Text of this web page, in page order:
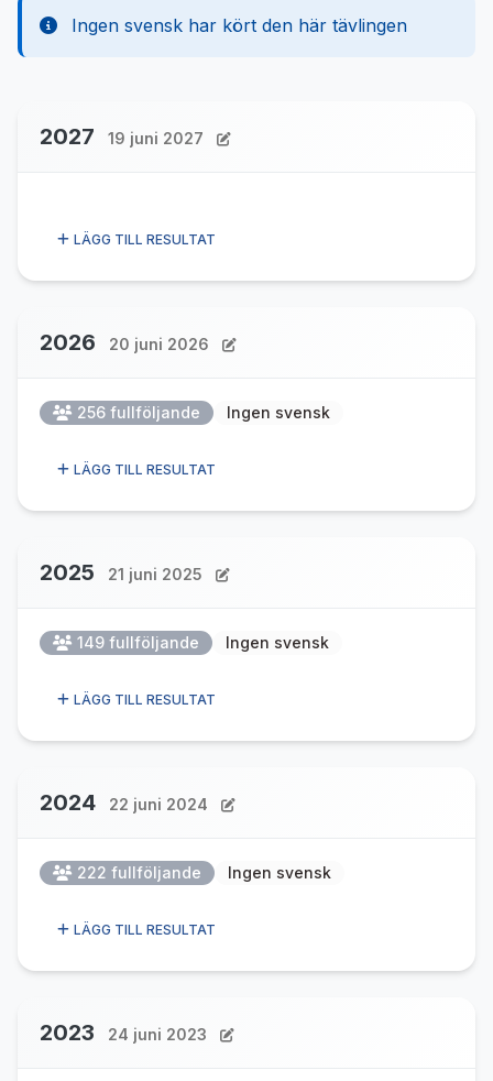
Ingen svensk har kört den här tävlingen
2027 19 juni 2027
LÄGG TILL RESULTAT
2026 20 juni 2026
256 fullföljande Ingen svensk
LÄGG TILL RESULTAT
2025 21 juni 2025
149 fullföljande Ingen svensk
LÄGG TILL RESULTAT
2024 22 juni 2024
222 fullföljande Ingen svensk
LÄGG TILL RESULTAT
2023 24 juni 2023